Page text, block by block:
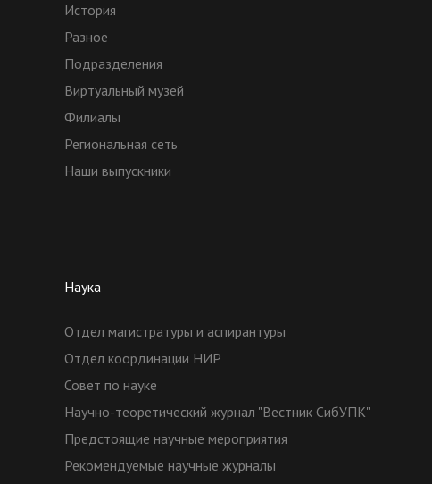
История
Разное
Подразделения
Виртуальный музей
Филиалы
Региональная сеть
Наши выпускники
Наука
Отдел магистратуры и аспирантуры
Отдел координации НИР
Совет по науке
Научно-теоретический журнал "Вестник СибУПК"
Предстоящие научные мероприятия
Рекомендуемые научные журналы